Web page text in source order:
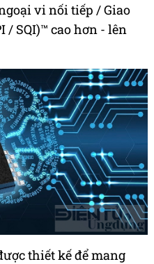
vi nối tiếp / Giao
/ SQI)™ cao hơn - lên
thiết kế để mang